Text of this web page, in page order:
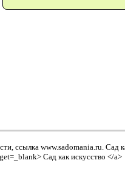
ссылка www.sadomania.ru. Сад
Сад как искусство </a>